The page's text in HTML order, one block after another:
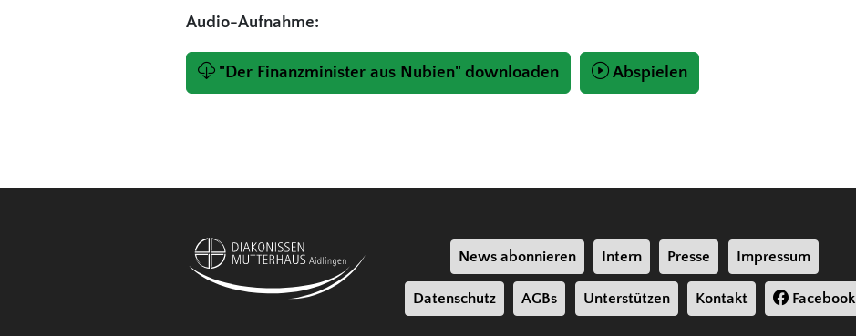
Audio-Aufnahme:
"Der Finanzminister aus Nubien" downloaden Abspielen
News abonnieren Intern Presse Impressum
Datenschutz AGBs Unterstützen Kontakt Facebook